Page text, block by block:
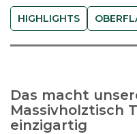
-
W
i
e
i
HIGHLIGHTS
Das macht
Massivholztisch
einzigartig